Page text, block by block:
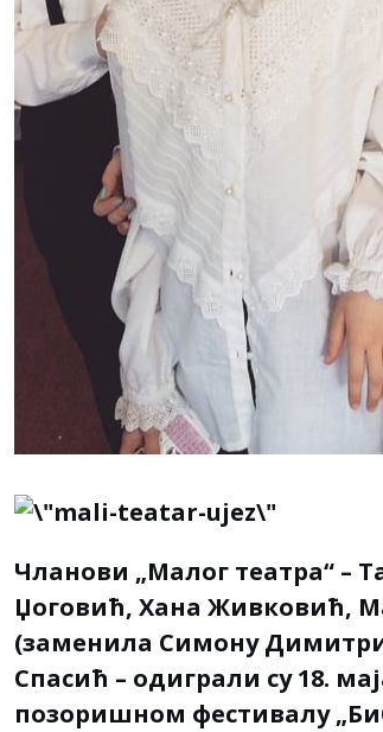
Чланови „Малог театра“ –
Џоговић, Хана Живковић,
(заменила Симону
Спасић – одиграли су 18.
позоришном фестивалу